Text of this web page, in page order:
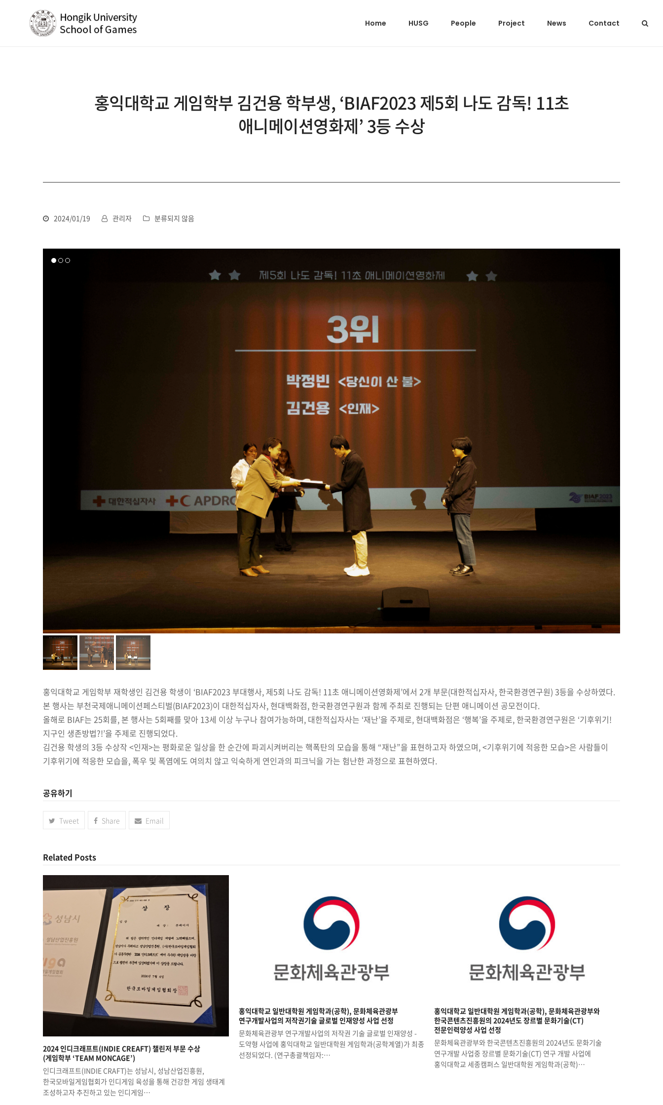
Home HUSG People Project News Contact
홍익대학교 게임학부 김건용 학부생, ‘BIAF2023 제5회 나도 감독! 11초
애니메이션영화제’ 3등 수상
2024/01/19 관리자 분류되지 않음
홍익대학교 게임학부 재학생인 김건용 학생이 ‘BIAF2023 부대행사, 제5회 나도 감독! 11초 애니메이션영화제’에서 2개 부문(대한적십자사, 한국환경연구원) 3등을 수상하였다.
본 행사는 부천국제애니메이션페스티벌(BIAF2023)이 대한적십자사, 현대백화점, 한국환경연구원과 함께 주최로 진행되는 단편 애니메이션 공모전이다.
올해로 BIAF는 25회를, 본 행사는 5회째를 맞아 13세 이상 누구나 참여가능하며, 대한적십자사는 ‘재난’을 주제로, 현대백화점은 ‘행복’을 주제로, 한국환경연구원은 ‘기후위기!
지구인 생존방법?!’을 주제로 진행되었다.
김건용 학생의 3등 수상작 <인재>는 평화로운 일상을 한 순간에 파괴시켜버리는 핵폭탄의 모습을 통해 “재난”을 표현하고자 하였으며, <기후위기에 적응한 모습>은 사람들이
기후위기에 적응한 모습을, 폭우 및 폭염에도 여의치 않고 익숙하게 연인과의 피크닉을 가는 험난한 과정으로 표현하였다.
공유하기
Tweet Share Email
Related Posts
2024 인디크래프트(INDIE CREAFT) 챌린저 부문 수상
(게임학부 ‘TEAM MONCAGE’)
인디크래프트(INDIE CRAFT)는 성남시, 성남산업진흥원,
한국모바일게임협회가 인디게임 육성을 통해 건강한 게임 생태계
조성하고자 추진하고 있는 인디게임…
홍익대학교 일반대학원 게임학과(공학), 문화체육관광부
연구개발사업의 저작권기술 글로벌 인재양성 사업 선정
문화체육관광부 연구개발사업의 저작권 기술 글로벌 인재양성 -
도약형 사업에 홍익대학교 일반대학원 게임학과(공학계열)가 최종
선정되었다. (연구총괄책임자:…
홍익대학교 일반대학원 게임학과(공학), 문화체육관광부와
한국콘텐츠진흥원의 2024년도 장르별 문화기술(CT)
전문인력양성 사업 선정
문화체육관광부와 한국콘텐츠진흥원의 2024년도 문화기술
연구개발 사업중 장르별 문화기술(CT) 연구 개발 사업에
홍익대학교 세종캠퍼스 일반대학원 게임학과(공학)…